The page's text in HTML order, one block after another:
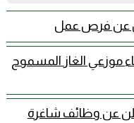
عن فرص عمل
موزعي الغاز المسموح